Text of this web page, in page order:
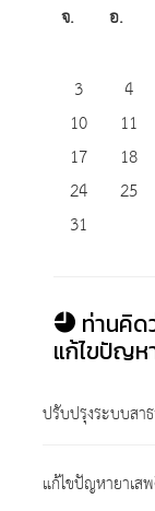
จ.
อ.
3
4
10
11
17
18
24
25
31
ท่านคิด
แก้ไขปัญห
ปรับปรุงระบบสา
แก้ไขปัญหายาเส